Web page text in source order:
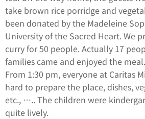
take brown rice porridge and
been donated by the Madeleine
University of the Sacred Heart. We
curry for 50 people. Actually 17
families came and enjoyed the meal.
From 1:30 pm, everyone at Caritas
hard to prepare the place, dishes,
etc., ….. The children were
quite lively.